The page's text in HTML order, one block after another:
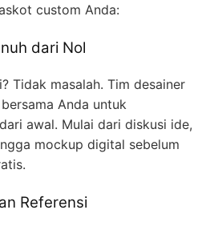
custom Anda:
dari Nol
Tidak masalah. Tim desainer
Anda untuk
awal. Mulai dari diskusi ide,
mockup digital sebelum
Referensi